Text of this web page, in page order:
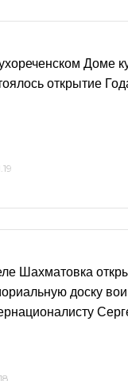
Доме
открытие
Шахматовка
доску